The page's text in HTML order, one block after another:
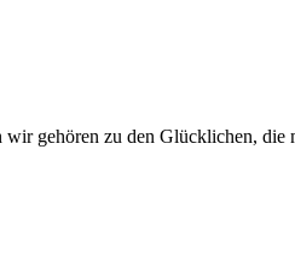
gehören zu den Glücklichen,